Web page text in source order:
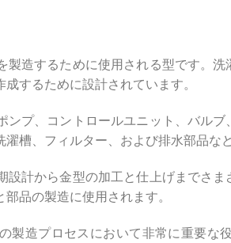
造するために使用される型です。
するために設計されています。
ンプ、コントロールユニット、バル
槽、フィルター、および排水部品な
計から金型の加工と仕上げまでさ
品の製造に使用されます。
製造プロセスにおいて非常に重要な